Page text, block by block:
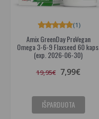
Amix GreenDay ProVegan
Omega 3-6-9 Flaxseed 60 kaps.
(exp. 2026-06-30)
(1)
19,95€ 7,99€
IŠPARDUOTA